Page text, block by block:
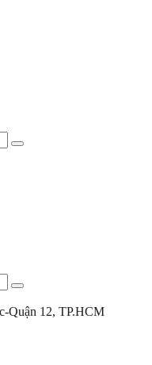
Quận 12, TP.HCM